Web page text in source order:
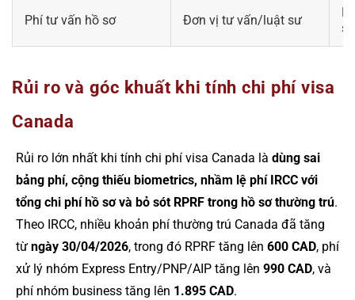
Phí tư vấn hồ sơ Đơn vị tư vấn/luật sư
sơ
Rủi ro và góc khuất khi tính chi phí visa
Canada
Rủi ro lớn nhất khi tính chi phí visa Canada là dùng sai
bảng phí, cộng thiếu biometrics, nhầm lệ phí IRCC với
tổng chi phí hồ sơ và bỏ sót RPRF trong hồ sơ thường trú.
Theo IRCC, nhiều khoản phí thường trú Canada đã tăng
từ ngày 30/04/2026, trong đó RPRF tăng lên 600 CAD, phí
xử lý nhóm Express Entry/PNP/AIP tăng lên 990 CAD, và
phí nhóm business tăng lên 1.895 CAD.